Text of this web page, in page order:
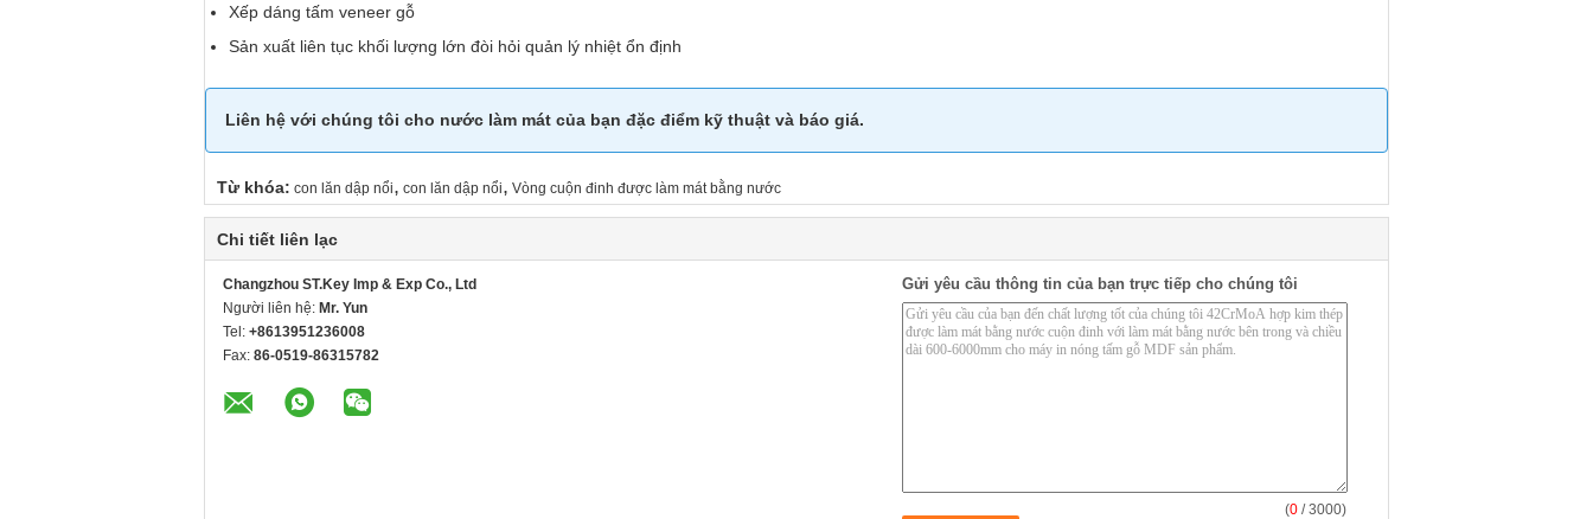
Xếp dáng tấm veneer gỗ
Sản xuất liên tục khối lượng lớn đòi hỏi quản lý nhiệt ổn định
Liên hệ với chúng tôi cho nước làm mát của bạn đặc điểm kỹ thuật và báo giá.
Từ khóa: con lăn dập nổi, con lăn dập nổi, Vòng cuộn đinh được làm mát bằng nước
Chi tiết liên lạc
Changzhou ST.Key Imp & Exp Co., Ltd
Người liên hệ: Mr. Yun
Tel: +8613951236008
Fax: 86-0519-86315782
Gửi yêu cầu thông tin của bạn trực tiếp cho chúng tôi
(0 / 3000)